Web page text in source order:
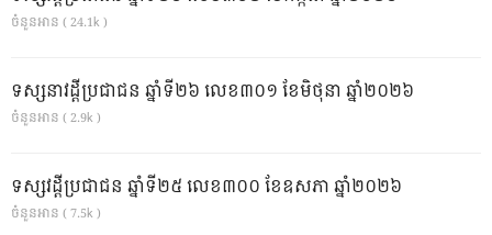
ចំនួនអាន ( 24.1k )
ទស្សនាវដ្ដីប្រជាជន ឆ្នាំទី២៦ លេខ៣០១ ខែមិថុនា ឆ្នាំ២០២៦
ចំនួនអាន ( 2.9k )
ទស្សវដ្តីប្រជាជន ឆ្នាំទី២៥ លេខ៣០០ ខែឧសភា ឆ្នាំ២០២៦
ចំនួនអាន ( 7.5k )